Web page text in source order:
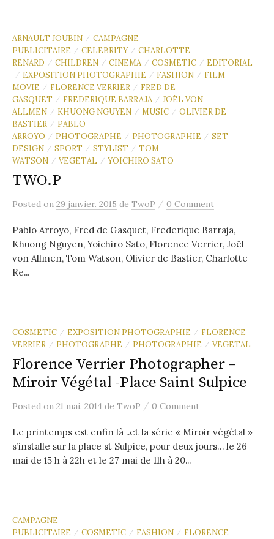
ARNAULT JOUBIN / CAMPAGNE
PUBLICITAIRE
/ CELEBRITY / CHARLOTTE
RENARD
/ CHILDREN / CINEMA / COSMETIC / EDITORIAL
/ EXPOSITION PHOTOGRAPHIE / FASHION / FILM -
MOVIE
/ FLORENCE VERRIER / FRED DE
GASQUET
/ FREDERIQUE BARRAJA / JOËL VON
ALLMEN / KHUONG NGUYEN / MUSIC / OLIVIER DE
BASTIER
/ PABLO
ARROYO
/ PHOTOGRAPHE / PHOTOGRAPHIE / SET
DESIGN / SPORT / STYLIST / TOM
WATSON / VEGETAL / YOICHIRO SATO
TWO.P
Posted on 29 janvier. 2015 de TwoP / 0 Comment
Pablo Arroyo, Fred de Gasquet, Frederique Barraja,
Khuong Nguyen, Yoichiro Sato, Florence Verrier, Joël
von Allmen, Tom Watson, Olivier de Bastier, Charlotte
Re...
COSMETIC / EXPOSITION PHOTOGRAPHIE / FLORENCE
VERRIER
/ PHOTOGRAPHE / PHOTOGRAPHIE / VEGETAL
Florence Verrier Photographer –
Miroir Végétal -Place Saint Sulpice
Posted on 21 mai. 2014 de TwoP / 0 Comment
Le printemps est enfin là ..et la série « Miroir végétal »
s’installe sur la place st Sulpice, pour deux jours… le 26
mai de 15 h à 22h et le 27 mai de 11h à 20...
CAMPAGNE
PUBLICITAIRE
/ COSMETIC / FASHION / FLORENCE